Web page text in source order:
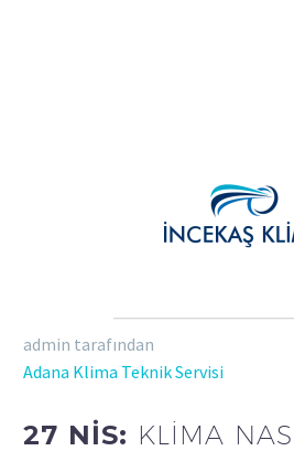
admin tarafından
Adana Klima Teknik Servisi
27 NIS: KLIMA